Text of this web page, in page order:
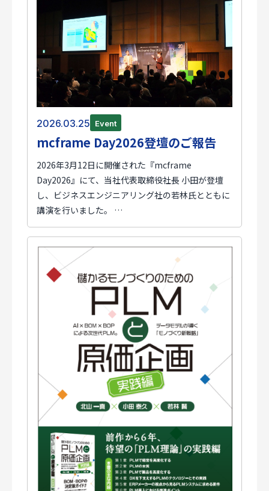
2026.03.25 Event
mcframe Day2026登壇のご報告
2026年3月12日に開催された『mcframe
Day2026』にて、当社代表取締役社長 小田が登壇
し、ビジネスエンジニアリング社の若林氏とともに
講演を行いました。 …